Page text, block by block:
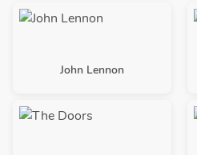
John Lennon